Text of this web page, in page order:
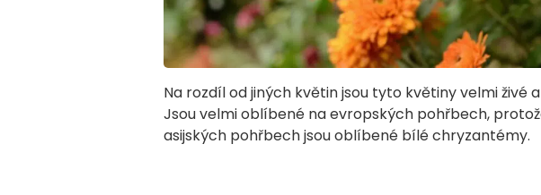
Na rozdíl od jiných květin jsou tyto květiny velmi živé
Jsou velmi oblíbené na evropských pohřbech,
asijských pohřbech jsou oblíbené bílé chryzantémy.